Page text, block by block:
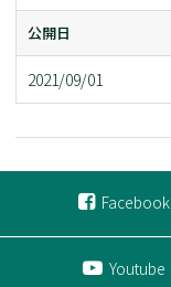
公開日
2021/09/01
Facebook
Youtube